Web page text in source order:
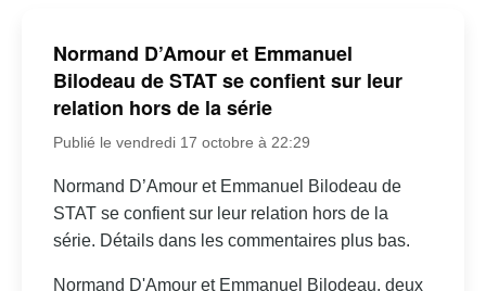
Normand D’Amour et Emmanuel
Bilodeau de STAT se confient sur leur
relation hors de la série
Publié le vendredi 17 octobre à 22:29
Normand D’Amour et Emmanuel Bilodeau de
STAT se confient sur leur relation hors de la
série. Détails dans les commentaires plus bas.
Normand D'Amour et Emmanuel Bilodeau, deux